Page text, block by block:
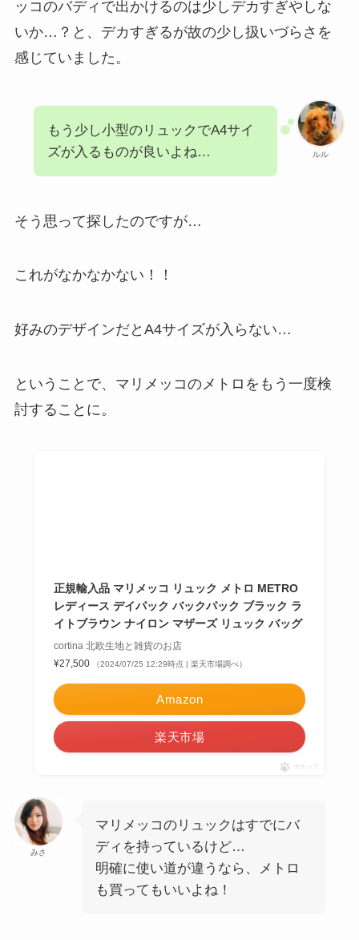
ッコのバディで出かけるのは少しデカすぎやしな
いか…？と、デカすぎるが故の少し扱いづらさを
感じていました。
ルル
もう少し小型のリュックでA4サイ
ズが入るものが良いよね…
そう思って探したのですが…
これがなかなかない！！
好みのデザインだとA4サイズが入らない…
ということで、マリメッコのメトロをもう一度検
討することに。
正規輸入品 マリメッコ リュック メトロ METRO
レディース デイパック バックパック ブラック ラ
イトブラウン ナイロン マザーズ リュック バッグ
cortina 北欧生地と雑貨のお店
¥27,500
（2024/07/25 12:29時点 | 楽天市場調べ）
Amazon
楽天市場
ポチップ
みさ
マリメッコのリュックはすでにバ
ディを持っているけど…
明確に使い道が違うなら、メトロ
も買ってもいいよね！